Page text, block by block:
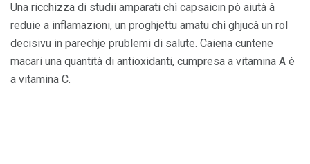
Una ricchizza di studii amparati chì capsaicin pò aiutà à
reduie a inflamazioni, un proghjettu amatu chì ghjucà un rol
decisivu in parechje prublemi di salute. Caiena cuntene
macari una quantità di antioxidanti, cumpresa a vitamina A è
a vitamina C.